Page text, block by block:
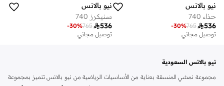
نيو بالانس
حذاء 740
536
765
-30%
توصيل مجاني
نيو بالانس
سنيكرز 740
536
765
-30%
توصيل مجاني
نيو بالانس السعودية
مجموعة نمشي المنسقة بعناية من الأساسيات الرياضية من نيو بالانس تتميز بمجموعة